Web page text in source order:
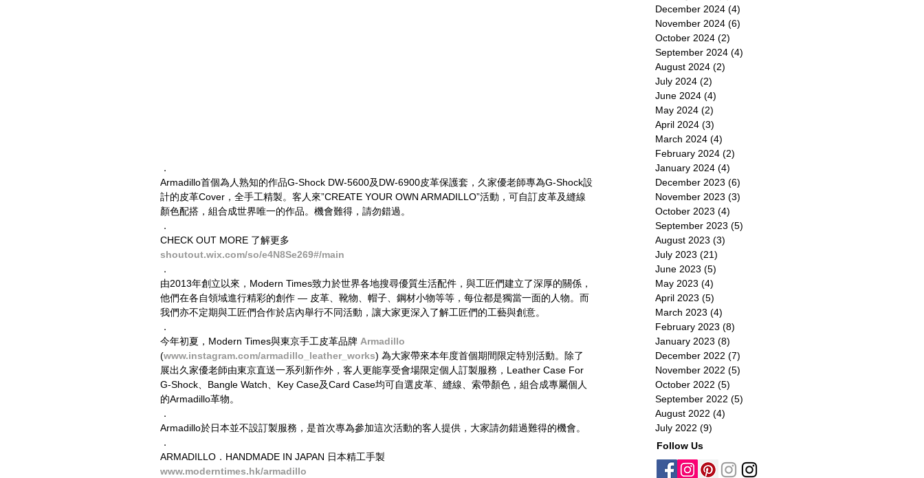
．
Armadillo首個為人熟知的作品G-Shock DW-5600及DW-6900皮革保護套，久家優老師專為G-Shock設
計的皮革Cover，全手工精製。客人來”CREATE YOUR OWN ARMADILLO”活動，可自訂皮革及縫線
顏色配搭，組合成世界唯一的作品。機會難得，請勿錯過。
．
CHECK OUT MORE 了解更多
shoutout.wix.com/so/e4N8Se269#/main​
．
由2013年創立以來，Modern Times致力於世界各地搜尋優質生活配件，與工匠們建立了深厚的關係，
他們在各自領域進行精彩的創作 — 皮革、靴物、帽子、鋼材小物等等，每位都是獨當一面的人物。而
我們亦不定期與工匠們合作於店內舉行不同活動，讓大家更深入了解工匠們的工藝與創意。
．
今年初夏，Modern Times與東京手工皮革品牌 Armadillo
(www.instagram.com/armadillo_leather_works) 為大家帶來本年度首個期間限定特別活動。除了
展出久家優老師由東京直送一系列新作外，客人更能享受會場限定個人訂製服務，Leather Case For
G-Shock、Bangle Watch、Key Case及Card Case均可自選皮革、縫線、索帶顏色，組合成專屬個人
的Armadillo革物。
．
Armadillo於日本並不設訂製服務，是首次專為參加這次活動的客人提供，大家請勿錯過難得的機會。
．
ARMADILLO．HANDMADE IN JAPAN 日本精工手製
www.moderntimes.hk/armadillo
December 2024 (4)
November 2024 (6)
October 2024 (2)
September 2024 (4)
August 2024 (2)
July 2024 (2)
June 2024 (4)
May 2024 (2)
April 2024 (3)
March 2024 (4)
February 2024 (2)
January 2024 (4)
December 2023 (6)
November 2023 (3)
October 2023 (4)
September 2023 (5)
August 2023 (3)
July 2023 (21)
June 2023 (5)
May 2023 (4)
April 2023 (5)
March 2023 (4)
February 2023 (8)
January 2023 (8)
December 2022 (7)
November 2022 (5)
October 2022 (5)
September 2022 (5)
August 2022 (4)
July 2022 (9)
Follow Us